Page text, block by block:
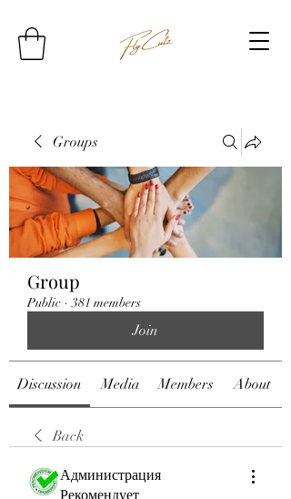
Groups
Group
Public · 381 members
Join
Discussion Media Members About
Back
Администрация
Рекомендует